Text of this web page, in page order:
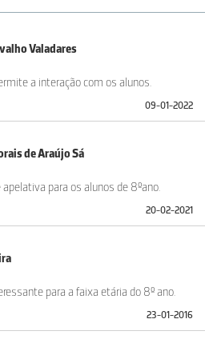
Valadares
a interação com os alunos.
09-01-2022
de Araújo Sá
para os alunos de 8ºano.
20-02-2021
para a faixa etária do 8º ano.
23-01-2016